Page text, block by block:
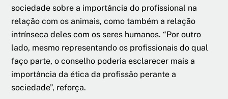
sociedade sobre a importância do profissional na
relação com os animais, como também a relação
intrínseca deles com os seres humanos. “Por outro
lado, mesmo representando os profissionais do qual
faço parte, o conselho poderia esclarecer mais a
importância da ética da profissão perante a
sociedade”, reforça.